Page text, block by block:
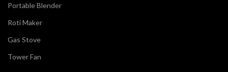
Portable Blender
Roti Maker
Gas Stove
Tower Fan